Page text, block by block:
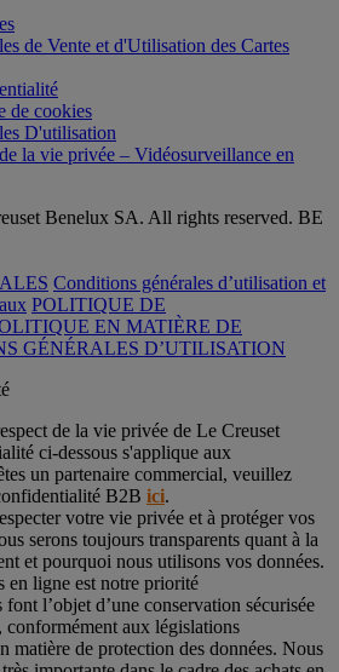
de Vente et d'Utilisation des Cartes
de cookies
D'utilisation
la vie privée – Vidéosurveillance en
Benelux SA. All rights reserved. BE
Conditions générales d’utilisation et
POLITIQUE DE
EN MATIÈRE DE
GÉNÉRALES D’UTILISATION
de la vie privée de Le Creuset
ci-dessous s'applique aux
un partenaire commercial, veuillez
B2B ici.
votre vie privée et à protéger vos
serons toujours transparents quant à la
et pourquoi nous utilisons vos données.
en ligne est notre priorité
l’objet d’une conservation sécurisée
aux législations
matière de protection des données. Nous